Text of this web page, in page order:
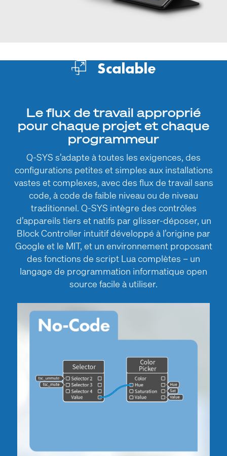
Le flux de travail approprié
pour chaque projet et chaque
programmeur
Q-SYS s’adapte à toutes les exigences, des
configurations petites et simples aux installations
vastes et complexes, avec des flux de travail sans
code, à code de faible niveau ou de niveau
traditionnel. Q-SYS intègre des contrôles
d’appareils tiers et natifs par glisser-déposer, un
Block Controller intuitif développé à l’origine par
Google et le MIT, et un environnement proposant
des fonctions de script Lua complètes – un
langage de programmation informatique open
source facile à utiliser.